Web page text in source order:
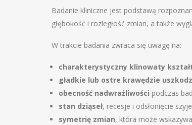
Badanie kliniczne jest podstawą
głębokość i rozległość zmian, a także
W trakcie badania zwraca się uwagę na:
charakterystyczny klinowaty
gładkie lub ostre krawędzie
obecność nadwrażliwości podczas
stan dziąseł, recesje i odsłonięcie
symetrię zmian, która może